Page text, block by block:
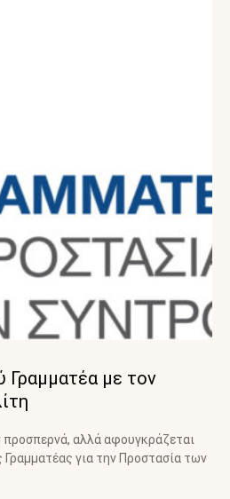
Γραμματέα με τον
προσπερνά, αλλά αφουγκράζεται
Γραμματέας για την Προστασία των